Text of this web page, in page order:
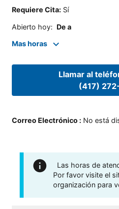
Requiere Cita: Sí
Abierto hoy: De a
Mas horas
Llamar al
(417)
Correo Electrónico : No está
Las horas de
Por favor visite el
organización para